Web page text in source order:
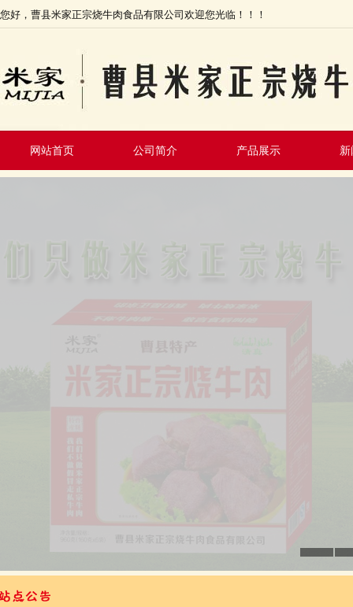
您好，曹县米家正宗烧牛肉食品有限公司欢迎您光临！！！
网站首页 公司简介 产品展示 新